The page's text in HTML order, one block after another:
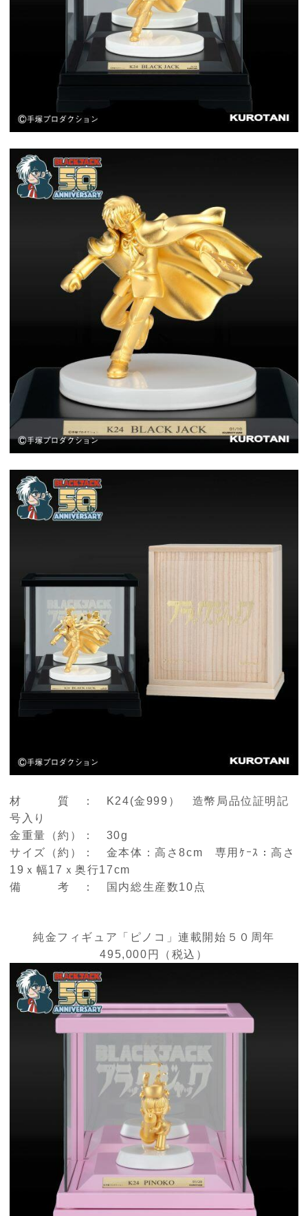
材 質 ： K24(金999） 造幣局品位証明記
号入り
金重量（約）： 30g
サイズ（約）： 金本体：高さ8cm 専用ｹｰｽ：高さ
19ｘ幅17ｘ奥行17cm
備 考 ： 国内総生産数10点
純金フィギュア「ピノコ」連載開始５０周年
495,000円（税込）